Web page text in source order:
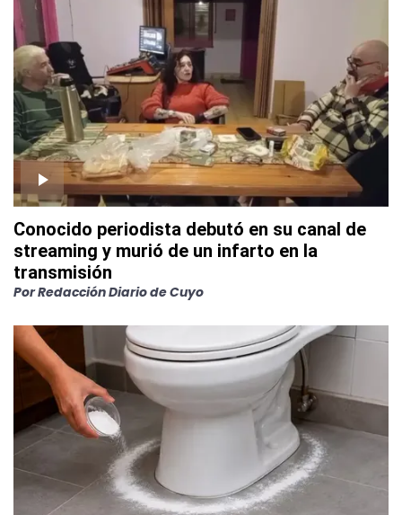
Conocido periodista debutó en su canal de
streaming y murió de un infarto en la
transmisión
PorRedacción Diario de Cuyo